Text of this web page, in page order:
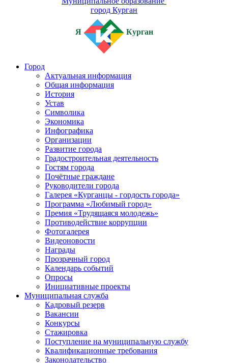
город Курган
Я Курган
Город
Актуальная информация
Общая информация
История
Устав
Символика
Экономика
Инфографика
Организации
Развитие города
Градостроительная деятельность
Гостям города
Почётные граждане
Руководители города
Галерея «Курганцы - гордость города»
Программа «Любимый город»
Премия «Трудящаяся молодежь»
Противодействие коррупции
Фотогалерея
Видеоновости
Награды
Прозрачный город
Календарь событий
Опросы
Инициативные проекты
Муниципальная служба
Кадровый резерв
Вакансии
Конкурсы
Стажировка
Поступление на муниципальную службу
Квалификационные требования
Законодательство